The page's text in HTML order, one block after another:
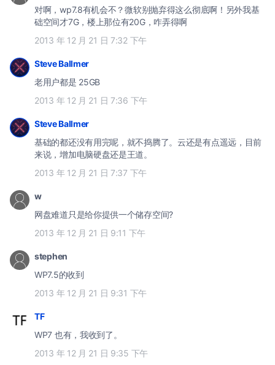
对啊，wp7.8有机会不？微软别抛弃得这么彻底啊！另外我基
础空间才7G，楼上那位有20G，咋弄得啊
2013 年 12 月 21 日 7:32 下午
Steve Ballmer
老用户都是 25GB
2013 年 12 月 21 日 7:36 下午
Steve Ballmer
基础的都还没有用完呢，就不捣腾了。云还是有点遥远，目前
来说，增加电脑硬盘还是王道。
2013 年 12 月 21 日 7:37 下午
w
网盘难道只是给你提供一个储存空间?
2013 年 12 月 21 日 9:11 下午
stephen
WP7.5的收到
2013 年 12 月 21 日 9:31 下午
TF
WP7 也有，我收到了。
2013 年 12 月 21 日 9:35 下午